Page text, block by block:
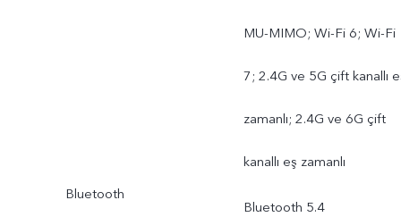
MU-MIMO; Wi-Fi 6; Wi-Fi
7; 2.4G ve 5G çift kanallı
zamanlı; 2.4G ve 6G çift
kanallı eş zamanlı
Bluetooth
Bluetooth 5.4